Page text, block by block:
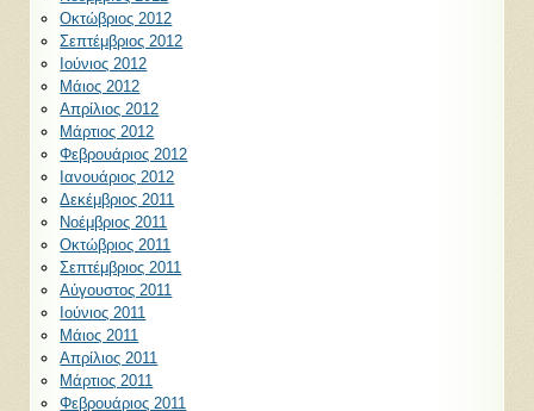
Οκτώβριος 2012
Σεπτέμβριος 2012
Ιούνιος 2012
Μάιος 2012
Απρίλιος 2012
Μάρτιος 2012
Φεβρουάριος 2012
Ιανουάριος 2012
Δεκέμβριος 2011
Νοέμβριος 2011
Οκτώβριος 2011
Σεπτέμβριος 2011
Αύγουστος 2011
Ιούνιος 2011
Μάιος 2011
Απρίλιος 2011
Μάρτιος 2011
Φεβρουάριος 2011